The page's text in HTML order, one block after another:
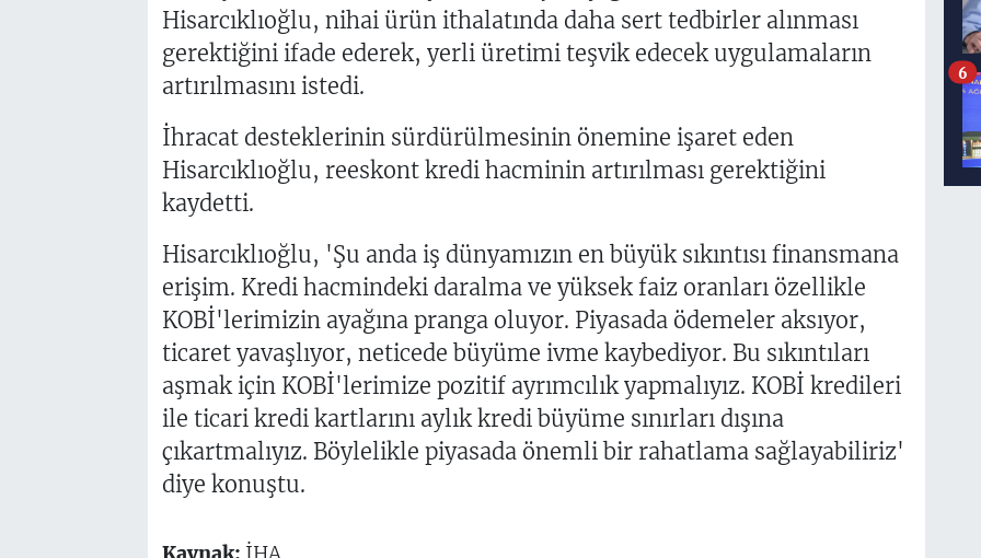
Hisarcıklıoğlu, nihai ürün ithalatında daha sert tedbirler alınması
gerektiğini ifade ederek, yerli üretimi teşvik edecek uygulamaların
artırılmasını istedi.
İhracat desteklerinin sürdürülmesinin önemine işaret eden
Hisarcıklıoğlu, reeskont kredi hacminin artırılması gerektiğini
kaydetti.
Hisarcıklıoğlu, 'Şu anda iş dünyamızın en büyük sıkıntısı finansmana
erişim. Kredi hacmindeki daralma ve yüksek faiz oranları özellikle
KOBİ'lerimizin ayağına pranga oluyor. Piyasada ödemeler aksıyor,
ticaret yavaşlıyor, neticede büyüme ivme kaybediyor. Bu sıkıntıları
aşmak için KOBİ'lerimize pozitif ayrımcılık yapmalıyız. KOBİ kredileri
ile ticari kredi kartlarını aylık kredi büyüme sınırları dışına
çıkartmalıyız. Böylelikle piyasada önemli bir rahatlama sağlayabiliriz'
diye konuştu.
6